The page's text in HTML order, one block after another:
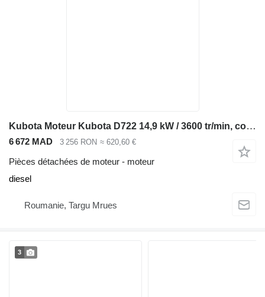
Kubota Moteur Kubota D722 14,9 kW / 3600 tr/min, compatible Bobcat 320 322, pour mini-pelle Bobcat 320 322
6 672 MAD 3 256 RON ≈ 620,60 €
Pièces détachées de moteur - moteur
diesel
Roumanie, Targu Mrues
3